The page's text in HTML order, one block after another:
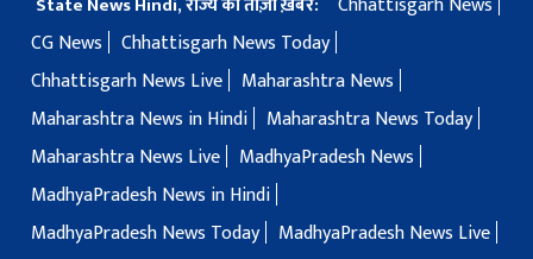
CG News
Chhattisgarh News Today
Chhattisgarh News Live
Maharashtra News
Maharashtra News in Hindi
Maharashtra News Today
Maharashtra News Live
MadhyaPradesh News
MadhyaPradesh News in Hindi
MadhyaPradesh News Today
MadhyaPradesh News Live